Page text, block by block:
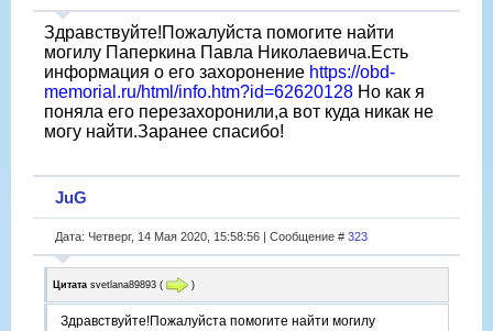
Здравствуйте!Пожалуйста помогите найти
могилу Паперкина Павла Николаевича.Есть
информация о его захоронение https://obd-
memorial.ru/html/info.htm?id=62620128 Но как я
поняла его перезахоронили,а вот куда никак не
могу найти.Заранее спасибо!
JuG
Дата: Четверг, 14 Мая 2020, 15:58:56 | Сообщение # 323
Цитата svetlana89893 ( )
Здравствуйте!Пожалуйста помогите найти могилу